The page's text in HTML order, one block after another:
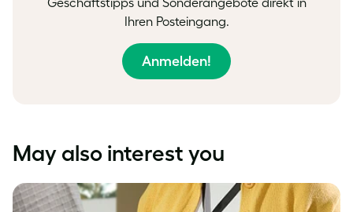
Ihren Posteingang.
Anmelden!
May also interest you